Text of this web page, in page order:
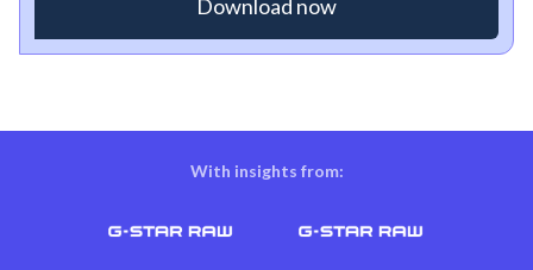
With insights from: